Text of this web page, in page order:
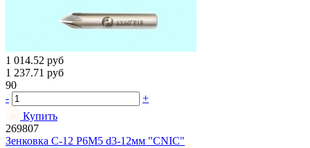
1 014.52 руб
1 237.71 руб
90
-
+
Купить
269807
Зенковка С-12 Р6М5 d3-12мм "CNIC"